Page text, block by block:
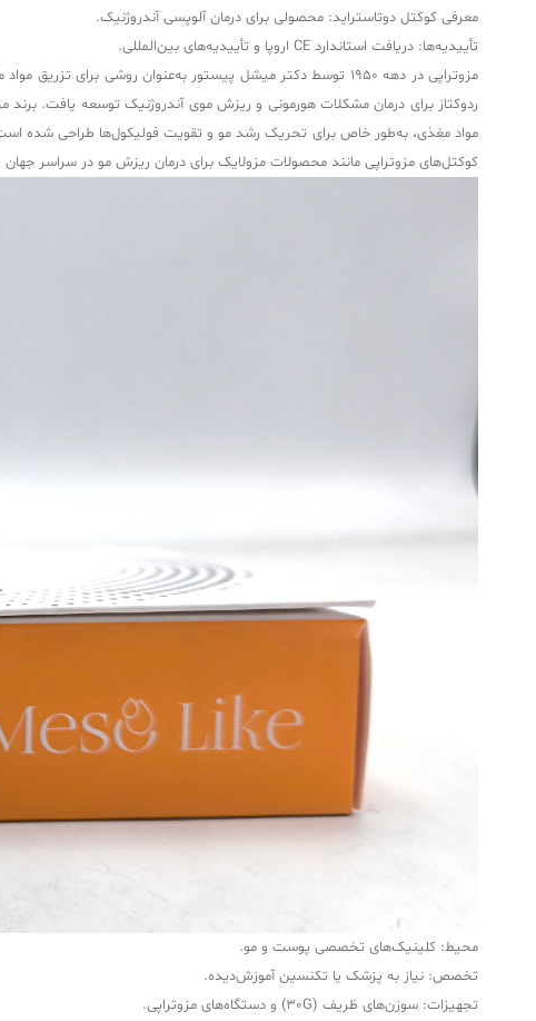
معرفی کوکتل دوتاستراید: محصولی برای درمان آلوپسی آندروژنیک.
تأییدیه‌ها: دریافت استاندارد CE اروپا و تأییدیه‌های بین‌المللی.
ردوکتاز برای درمان مشکلات هورمونی و ریزش موی آندروژنیک توسعه یافت.
کوکتل‌های مزوتراپی مانند محصولات مزولایک برای درمان ریزش مو در سراسر
محیط: کلینیک‌های تخصصی پوست و مو.
تخصص: نیاز به پزشک یا تکنسین آموزش‌دیده.
تجهیزات: سوزن‌های ظریف (30G) و دستگاه‌های مزوتراپی.